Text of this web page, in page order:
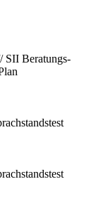
SII Beratungs-